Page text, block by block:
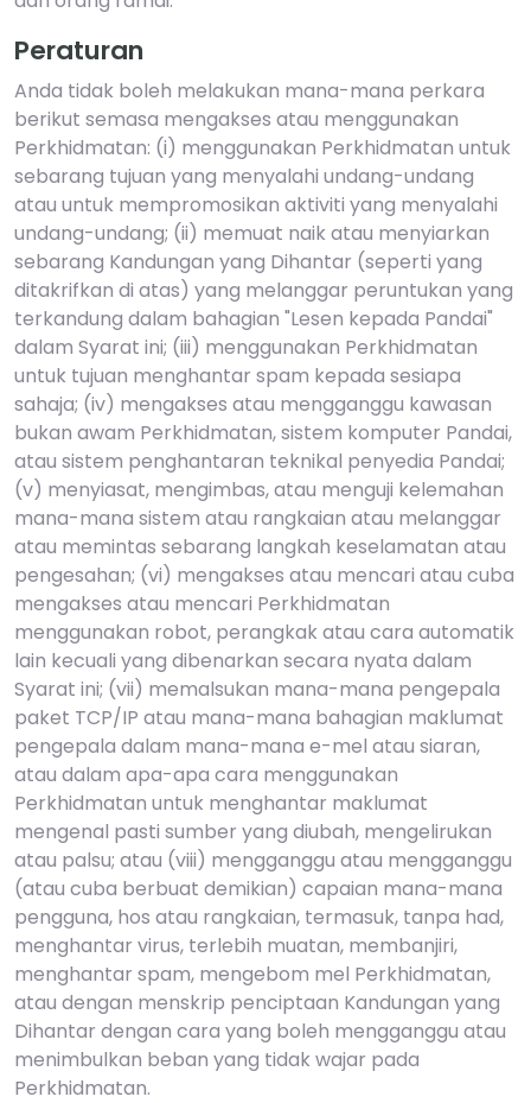
Peraturan
Anda tidak boleh melakukan mana-mana perkara
berikut semasa mengakses atau menggunakan
Perkhidmatan: (i) menggunakan Perkhidmatan untuk
sebarang tujuan yang menyalahi undang-undang
atau untuk mempromosikan aktiviti yang menyalahi
undang-undang; (ii) memuat naik atau menyiarkan
sebarang Kandungan yang Dihantar (seperti yang
ditakrifkan di atas) yang melanggar peruntukan yang
terkandung dalam bahagian "Lesen kepada Pandai"
dalam Syarat ini; (iii) menggunakan Perkhidmatan
untuk tujuan menghantar spam kepada sesiapa
sahaja; (iv) mengakses atau mengganggu kawasan
bukan awam Perkhidmatan, sistem komputer Pandai,
atau sistem penghantaran teknikal penyedia Pandai;
(v) menyiasat, mengimbas, atau menguji kelemahan
mana-mana sistem atau rangkaian atau melanggar
atau memintas sebarang langkah keselamatan atau
pengesahan; (vi) mengakses atau mencari atau cuba
mengakses atau mencari Perkhidmatan
menggunakan robot, perangkak atau cara automatik
lain kecuali yang dibenarkan secara nyata dalam
Syarat ini; (vii) memalsukan mana-mana pengepala
paket TCP/IP atau mana-mana bahagian maklumat
pengepala dalam mana-mana e-mel atau siaran,
atau dalam apa-apa cara menggunakan
Perkhidmatan untuk menghantar maklumat
mengenal pasti sumber yang diubah, mengelirukan
atau palsu; atau (viii) mengganggu atau mengganggu
(atau cuba berbuat demikian) capaian mana-mana
pengguna, hos atau rangkaian, termasuk, tanpa had,
menghantar virus, terlebih muatan, membanjiri,
menghantar spam, mengebom mel Perkhidmatan,
atau dengan menskrip penciptaan Kandungan yang
Dihantar dengan cara yang boleh mengganggu atau
menimbulkan beban yang tidak wajar pada
Perkhidmatan.